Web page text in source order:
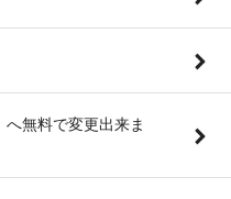
無料で変更出来ま